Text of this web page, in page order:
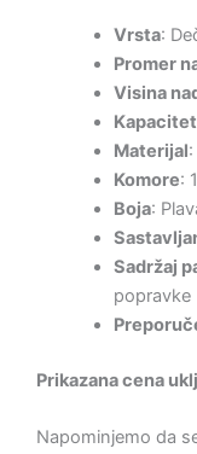
Vrsta:
Promer
Visina
Kapacitet
Materijal
Komore:
Boja:
Sadržaj
popravke
Prikazana cena
Napominjemo da